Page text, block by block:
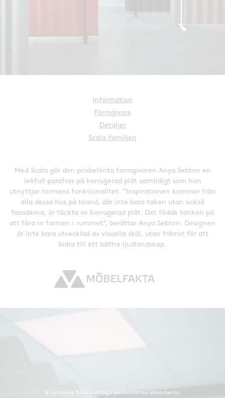
Information
Formgivare
Detaljer
Scala-familjen
Med Scala gör den prisbelönta formgivaren Anya Sebton en
lekfull parafras på korrugerad plåt samtidigt som hon
utnyttjar formens funktionalitet. ”Inspirationen kommer från
alla dessa hus på Island, där inte bara taken utan också
fasaderna, är täckta av korrugerad plåt. Det födde tanken på
att föra in formen i rummet”, berättar Anya Sebton. Designen
är inte bara utvecklad av visuella skäl, utan främst för att
bidra till ett bättre ljudlandskap.